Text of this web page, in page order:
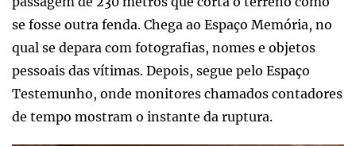
se fosse outra fenda. Chega ao Espaço Memória, no
qual se depara com fotografias, nomes e objetos
pessoais das vítimas. Depois, segue pelo Espaço
Testemunho, onde monitores chamados contadores
de tempo mostram o instante da ruptura.